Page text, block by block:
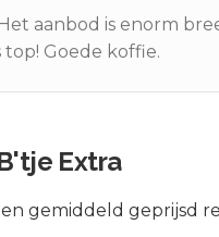
aanbod is enorm
Goede koffie.
Extra
gemiddeld geprijsd